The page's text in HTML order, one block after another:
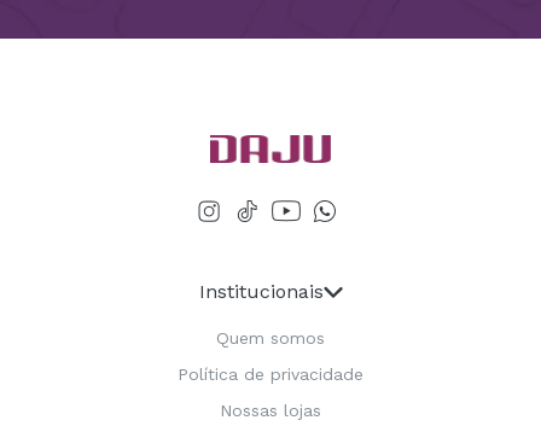
Institucionais
Quem somos
Política de privacidade
Nossas lojas